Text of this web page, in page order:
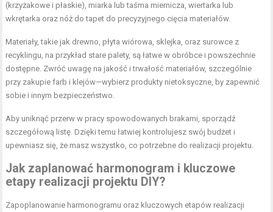
(krzyżakowe i płaskie), miarka lub taśma miernicza, wiertarka lub
wkrętarka oraz nóż do tapet do precyzyjnego cięcia materiałów.
Materiały, takie jak drewno, płyta wiórowa, sklejka, oraz surowce z
recyklingu, na przykład stare palety, są łatwe w obróbce i powszechnie
dostępne. Zwróć uwagę na jakość i trwałość materiałów, szczególnie
przy zakupie farb i klejów—wybierz produkty nietoksyczne, by zapewnić
sobie i innym bezpieczeństwo.
Aby uniknąć przerw w pracy spowodowanych brakami, sporządź
szczegółową listę. Dzięki temu łatwiej kontrolujesz swój budżet i
upewniasz się, że masz wszystko, co potrzebne do realizacji projektu.
Jak zaplanować harmonogram i kluczowe
etapy realizacji projektu DIY?
Zapoplanowanie harmonogramu oraz kluczowych etapów realizacji